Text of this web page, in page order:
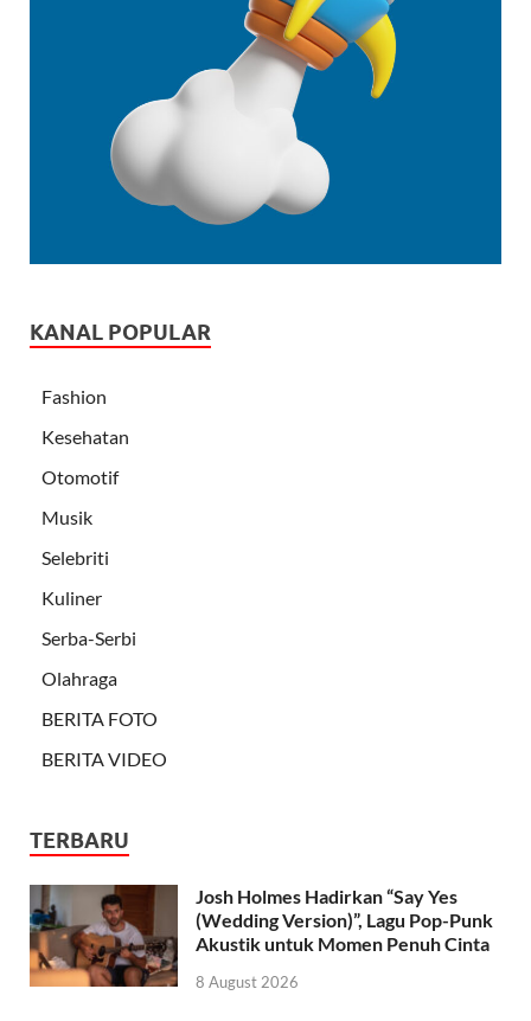
KANAL POPULAR
Fashion
Kesehatan
Otomotif
Musik
Selebriti
Kuliner
Serba-Serbi
Olahraga
BERITA FOTO
BERITA VIDEO
TERBARU
Josh Holmes Hadirkan “Say Yes
(Wedding Version)”, Lagu Pop-Punk
Akustik untuk Momen Penuh Cinta
8 August 2026